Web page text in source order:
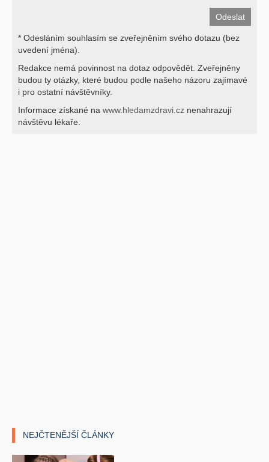
* Odesláním souhlasím se zveřejněním svého dotazu (bez
uvedení jména).
Redakce nemá povinnost na dotaz odpovědět. Zveřejněny
budou ty otázky, které budou podle našeho názoru zajímavé
i pro ostatní návštěvníky.
Informace získané na www.hledamzdravi.cz nenahrazují
návštěvu lékaře.
NEJČTENĚJŠÍ ČLÁNKY